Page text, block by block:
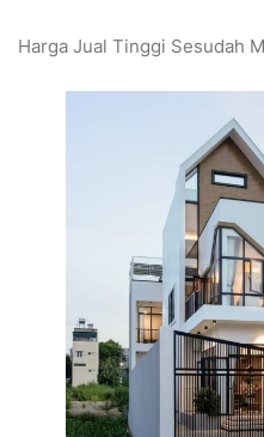
Harga Jual Tinggi Sesudah